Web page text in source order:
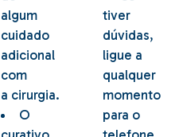
algum
cuidado
adicional
com
a cirurgia.
O
tiver
dúvidas,
ligue a
qualquer
momento
para o